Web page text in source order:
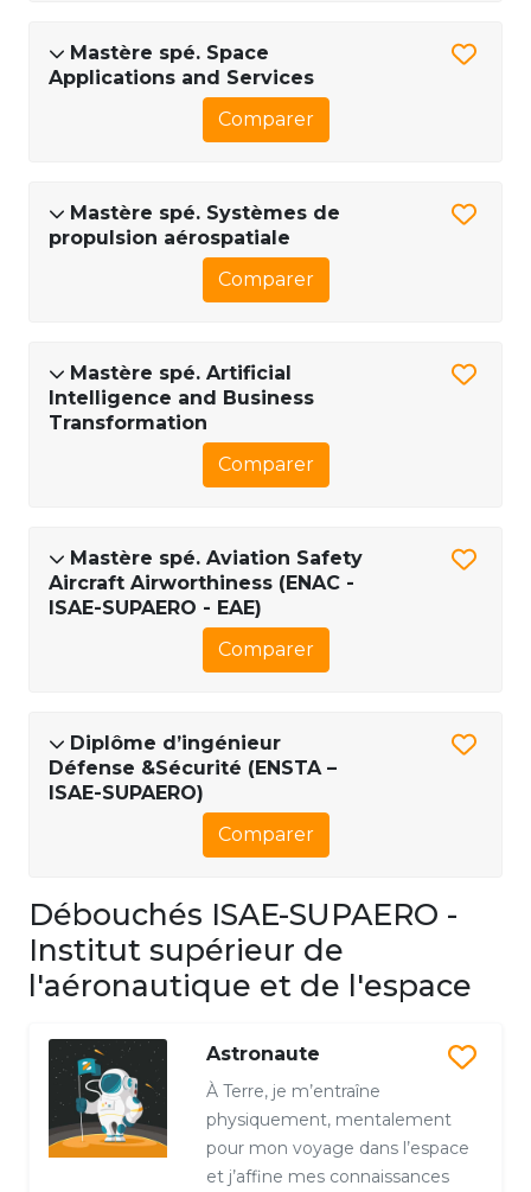
Mastère spé. Space
Applications and Services
Comparer
Mastère spé. Systèmes de
propulsion aérospatiale
Comparer
Mastère spé. Artificial
Intelligence and Business
Transformation
Comparer
Mastère spé. Aviation Safety
Aircraft Airworthiness (ENAC -
ISAE-SUPAERO - EAE)
Comparer
Diplôme d’ingénieur
Défense &Sécurité (ENSTA –
ISAE-SUPAERO)
Comparer
Débouchés ISAE-SUPAERO -
Institut supérieur de
l'aéronautique et de l'espace
Astronaute
À Terre, je m’entraîne
physiquement, mentalement
pour mon voyage dans l’espace
et j’affine mes connaissances